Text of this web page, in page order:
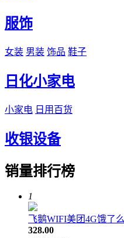
服饰
女装 男装 饰品 鞋子
日化小家电
小家电 日用百货
收银设备
销量排行榜
1
飞鹅WIFI美团4G饿了
328.00